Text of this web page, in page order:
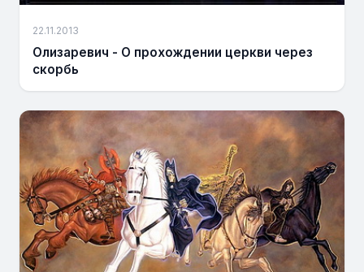
22.11.2013
Олизаревич - О прохождении церкви через
скорбь